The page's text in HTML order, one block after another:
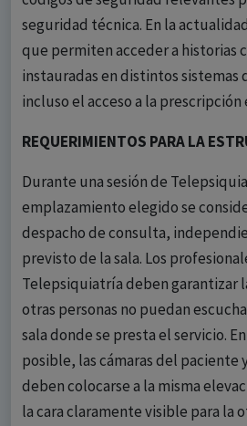
seguridad técnica. En la
que permiten acceder a historias
instauradas en distintos sistemas
incluso el acceso a la
REQUERIMIENTOS PARA LA
Durante una sesión de
emplazamiento elegido se
despacho de consulta,
previsto de la sala. Los
Telepsiquiatría deben garantizar
otras personas no puedan
sala donde se presta el servicio.
posible, las cámaras del paciente
deben colocarse a la misma
la cara claramente visible para la